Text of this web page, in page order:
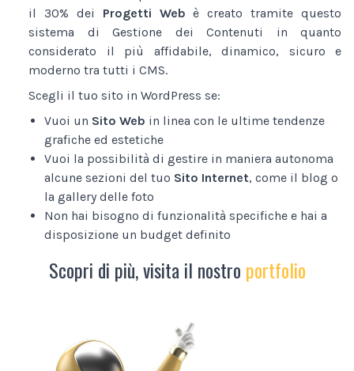
il 30% dei Progetti Web è creato tramite questo
sistema di Gestione dei Contenuti in quanto
considerato il più affidabile, dinamico, sicuro e
moderno tra tutti i CMS.
Scegli il tuo sito in WordPress se:
Vuoi un Sito Web in linea con le ultime tendenze
grafiche ed estetiche
Vuoi la possibilità di gestire in maniera autonoma
alcune sezioni del tuo Sito Internet, come il blog o
la gallery delle foto
Non hai bisogno di funzionalità specifiche e hai a
disposizione un budget definito
Scopri di più, visita il nostro portfolio